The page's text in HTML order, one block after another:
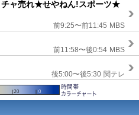
チャ売れ★せやねん!スポーツ★
前9:25〜前11:45 MBS
前11:58〜後0:54 MBS
後5:00〜後5:30 関テレ